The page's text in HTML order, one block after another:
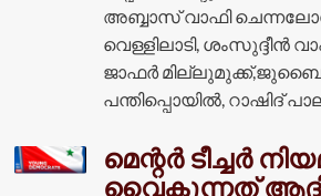
അബ്ബാസ് വാഫി
വെള്ളിലാടി, ശംസുദ്ദീൻ
ജാഫർ മില്ലുമുക്ക്,ജുബൈർ
പന്തിപ്പൊയിൽ, റാഷിദ്
മെന്റർ ടീച്ചർ